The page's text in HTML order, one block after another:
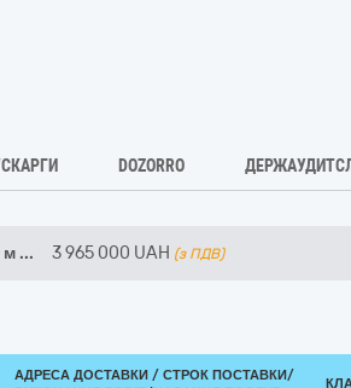
DOZORRO
м ... 3 965 000 UAH (з ПДВ)
АДРЕСА ДОСТАВКИ / СТРОК ПОСТАВКИ/